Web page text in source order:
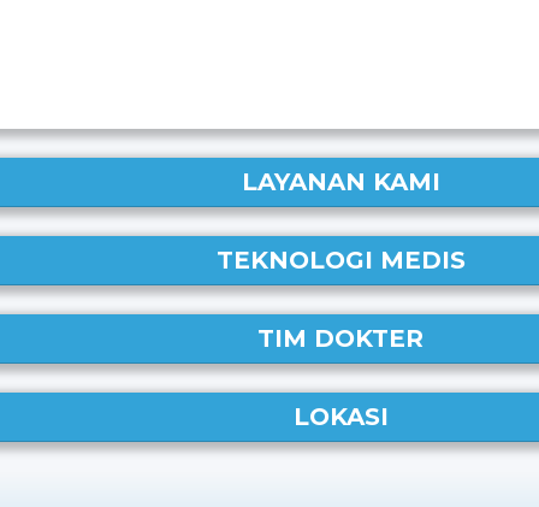
LAYANAN KAMI
TEKNOLOGI MEDIS
TIM DOKTER
LOKASI